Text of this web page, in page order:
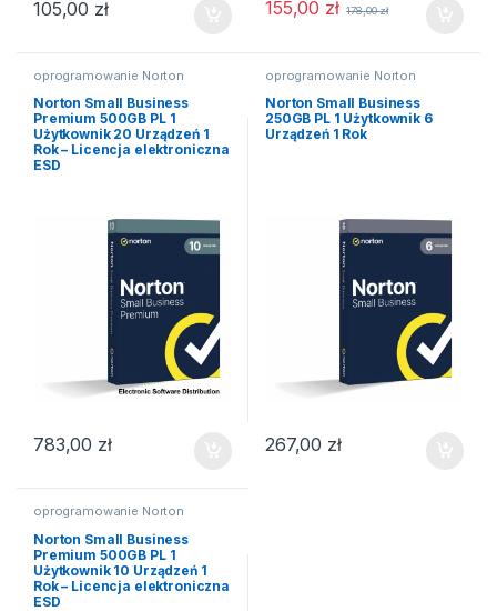
105,00 zł 155,00 zł 178,00zł
oprogramowanie Norton
Norton Small Business
Premium 500GB PL 1
Użytkownik 20 Urządzeń 1
Rok – Licencja elektroniczna
ESD
783,00 zł
oprogramowanie Norton
Norton Small Business
250GB PL 1 Użytkownik 6
Urządzeń 1 Rok
267,00 zł
oprogramowanie Norton
Norton Small Business
Premium 500GB PL 1
Użytkownik 10 Urządzeń 1
Rok – Licencja elektroniczna
ESD